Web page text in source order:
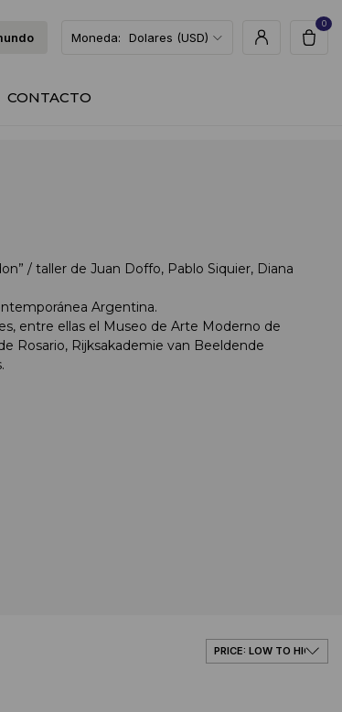
Moneda: Dolares (USD)
0
CONTACTO
/ taller de Juan Doffo, Pablo Siquier, Diana
Argentina.
entre ellas el Museo de Arte Moderno de
Rosario, Rijksakademie van Beeldende